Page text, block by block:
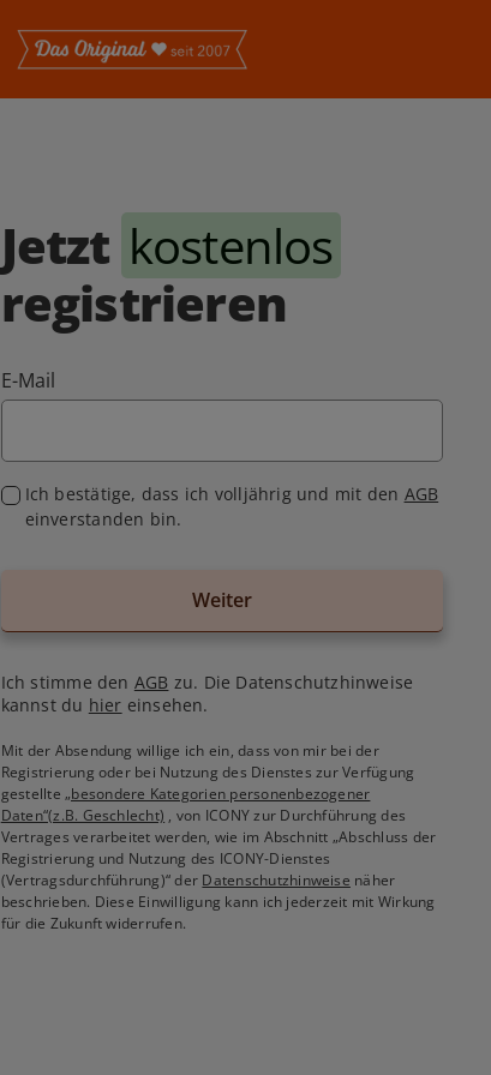
Jetzt kostenlos
registrieren
E-Mail
Ich bestätige, dass ich volljährig und mit den AGB
einverstanden bin.
Weiter
Ich stimme den AGB zu. Die Datenschutzhinweise
kannst du hier einsehen.
Mit der Absendung willige ich ein, dass von mir bei der
Registrierung oder bei Nutzung des Dienstes zur Verfügung
gestellte„besondere Kategorien personenbezogener
Daten“(z.B. Geschlecht) , von ICONY zur Durchführung des
Vertrages verarbeitet werden, wie im Abschnitt „Abschluss der
Registrierung und Nutzung des ICONY-Dienstes
(Vertragsdurchführung)“ der Datenschutzhinweise näher
beschrieben. Diese Einwilligung kann ich jederzeit mit Wirkung
für die Zukunft widerrufen.